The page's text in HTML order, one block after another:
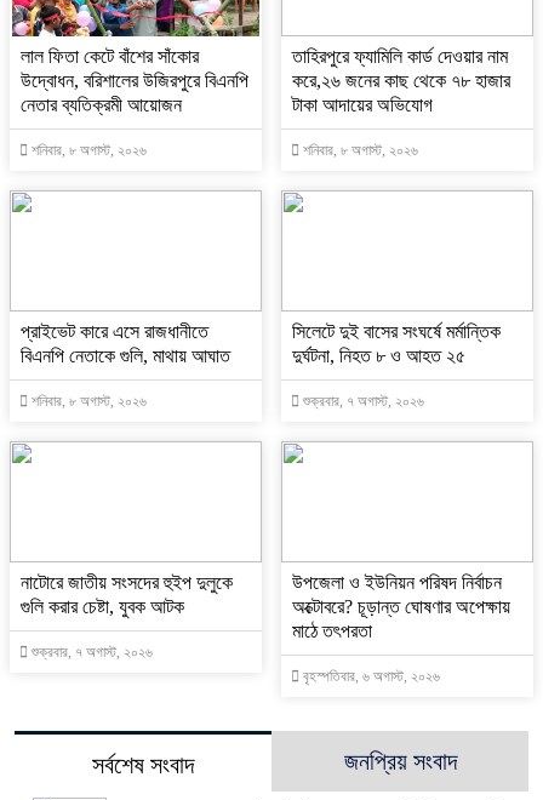
‎লাল ফিতা কেটে বাঁশের সাঁকোর
উদ্বোধন, বরিশালের উজিরপুরে বিএনপি
নেতার ব্যতিক্রমী আয়োজন
শনিবার, ৮ অগাস্ট, ২০২৬
তাহিরপুরে ফ্যামিলি কার্ড দেওয়ার নাম
করে,২৬ জনের কাছ থেকে ৭৮ হাজার
টাকা আদায়ের অভিযোগ
শনিবার, ৮ অগাস্ট, ২০২৬
প্রাইভেট কারে এসে রাজধানীতে
বিএনপি নেতাকে গুলি, মাথায় আঘাত
শনিবার, ৮ অগাস্ট, ২০২৬
সিলেটে দুই বাসের সংঘর্ষে মর্মান্তিক
দুর্ঘটনা, নিহত ৮ ও আহত ২৫
শুক্রবার, ৭ অগাস্ট, ২০২৬
নাটোরে জাতীয় সংসদের হুইপ দুলুকে
গুলি করার চেষ্টা, যুবক আটক
শুক্রবার, ৭ অগাস্ট, ২০২৬
উপজেলা ও ইউনিয়ন পরিষদ নির্বাচন
অক্টোবরে? চূড়ান্ত ঘোষণার অপেক্ষায়
মাঠে তৎপরতা
বৃহস্পতিবার, ৬ অগাস্ট, ২০২৬
সর্বশেষ সংবাদ জনপ্রিয় সংবাদ